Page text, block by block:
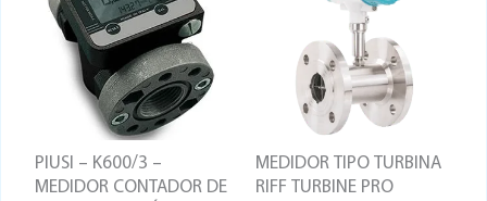
PIUSI – K600/3 –
MEDIDOR CONTADOR DE
MEDIDOR TIPO TURBINA
RIFF TURBINE PRO